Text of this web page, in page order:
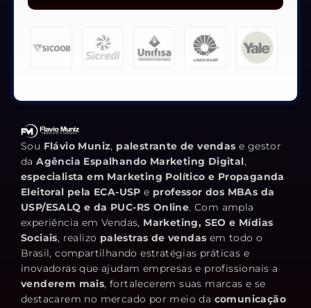
Sou Flávio Muniz, palestrante de vendas e gestor
daAgência Espalhando Marketing Digital,
especialista em Marketing Político e Propaganda
Eleitoral pela ECA-USP e professor dos MBAs da
USP/ESALQ e da PUC-RS Online. Com ampla
experiência em Vendas, Marketing, SEO e Mídias
Sociais, realizo palestras de vendas em todo o
Brasil, compartilhando estratégias práticas e
inovadoras que ajudam empresas e profissionais a
venderem mais, fortalecerem suas marcas e se
destacarem no mercado por meio da comunicação